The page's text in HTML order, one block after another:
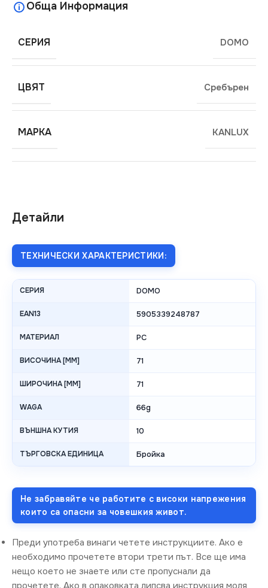
Детайли
ТЕХНИЧЕСКИ ХАРАКТЕРИСТИКИ:
СЕРИЯ DOMO
EAN13 5905339248787
МАТЕРИАЛ PC
ВИСОЧИНА [MM] 71
ШИРОЧИНА [MM] 71
WAGA 66g
ВЪНШНА КУТИЯ 10
ТЪРГОВСКА ЕДИНИЦА Бройка
Не забравяйте че работите с високи напрежения
които са опасни за човешкия живот.
Преди употреба винаги четете инструкциите. Ако е
необходимо прочетете втори трети път. Все ще има
нещо което не знаете или сте пропуснали да
Обща Информация
СЕРИЯ DOMO
ЦВЯТ Сребърен
МАРКА KANLUX